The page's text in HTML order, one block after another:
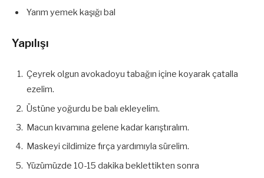
Yarım yemek kaşığı bal
Yapılışı
Çeyrek olgun avokadoyu tabağın içine koyarak çatalla
ezelim.
Üstüne yoğurdu be balı ekleyelim.
Macun kıvamına gelene kadar karıştıralım.
Maskeyi cildimize fırça yardımıyla sürelim.
Yüzümüzde 10-15 dakika beklettikten sonra